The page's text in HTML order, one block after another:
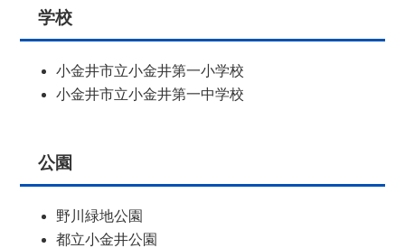
学校
小金井市立小金井第一小学校
小金井市立小金井第一中学校
公園
野川緑地公園
都立小金井公園